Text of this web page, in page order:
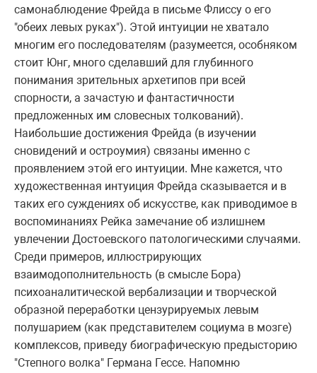
самонаблюдение Фрейда в письме Флиссу о его
"обеих левых руках"). Этой интуиции не хватало
многим его последователям (разумеется, особняком
стоит Юнг, много сделавший для глубинного
понимания зрительных архетипов при всей
спорности, а зачастую и фантастичности
предложенных им словесных толкований).
Наибольшие достижения Фрейда (в изучении
сновидений и остроумия) связаны именно с
проявлением этой его интуиции. Мне кажется, что
художественная интуиция Фрейда сказывается и в
таких его суждениях об искусстве, как приводимое в
воспоминаниях Рейка замечание об излишнем
увлечении Достоевского патологическими случаями.
Среди примеров, иллюстрирующих
взаимодополнительность (в смысле Бора)
психоаналитической вербализации и творческой
образной переработки цензурируемых левым
полушарием (как представителем социума в мозге)
комплексов, приведу биографическую предысторию
"Степного волка" Германа Гессе. Напомню